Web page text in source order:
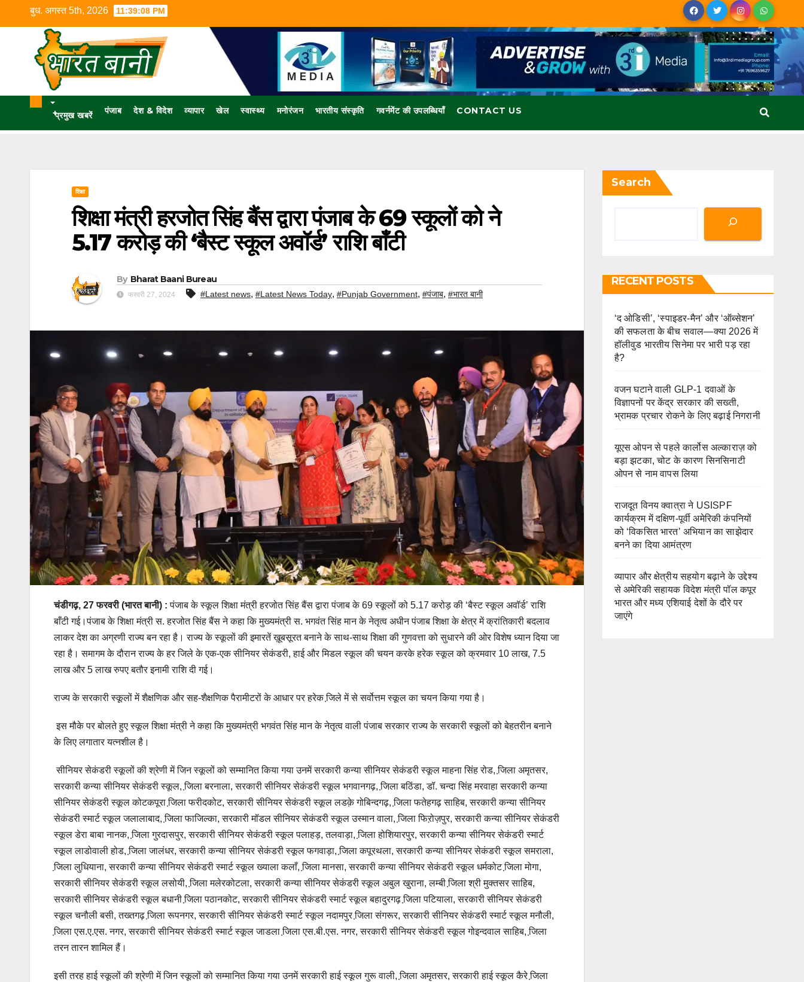
बुध. अगस्त 5th, 2026 11:39:09 PM
+प्रमुख खबरें पंजाब देश & विदेश व्यापार खेल स्वास्थ्य मनोरंजन भारतीय संस्कृति गवर्नमेंट की उपलब्धियाँ CONTACT US
शिक्षा
शिक्षा मंत्री हरजोत सिंह बैंस द्वारा पंजाब के 69 स्कूलों को ने
5.17 करोड़ की ‘बैस्ट स्कूल अवॉर्ड’ राशि बाँटी
By Bharat Baani Bureau
फरवरी 27, 2024 #Latest news, #Latest News Today, #Punjab Government, #पंजाब, #भारत बानी
चंडीगढ़, 27 फरवरी (भारत बानी) : पंजाब के स्कूल शिक्षा मंत्री हरजोत सिंह बैंस द्वारा पंजाब के 69 स्कूलों को 5.17 करोड़ की ‘बैस्ट स्कूल अवॉर्ड’ राशि
बाँटी गई।पंजाब के शिक्षा मंत्री स. हरजोत सिंह बैंस ने कहा कि मुख्यमंत्री स. भगवंत सिंह मान के नेतृत्व अधीन पंजाब शिक्षा के क्षेत्र में क्रांतिकारी बदलाव
लाकर देश का अग्रणी राज्य बन रहा है। राज्य के स्कूलों की इमारतें ख़ूबसूरत बनाने के साथ-साथ शिक्षा की गुणवत्ता को सुधारने की ओर विशेष ध्यान दिया जा
रहा है। समागम के दौरान राज्य के हर जिले के एक-एक सीनियर सेकंडरी, हाई और मिडल स्कूल की चयन करके हरेक स्कूल को क्रमवार 10 लाख, 7.5
लाख और 5 लाख रुपए बतौर इनामी राशि दी गई।
राज्य के सरकारी स्कूलों में शैक्षणिक और सह-शैक्षणिक पैरामीटरों के आधार पर हरेक जि़ले में से सर्वोत्तम स्कूल का चयन किया गया है।
इस मौके पर बोलते हुए स्कूल शिक्षा मंत्री ने कहा कि मुख्यमंत्री भगवंत सिंह मान के नेतृत्व वाली पंजाब सरकार राज्य के सरकारी स्कूलों को बेहतरीन बनाने
के लिए लगातार यत्नशील है।
सीनियर सेकंडरी स्कूलों की श्रेणी में जिन स्कूलों को सम्मानित किया गया उनमें सरकारी कन्या सीनियर सेकंडरी स्कूल माहना सिंह रोड, जि़ला अमृतसर,
सरकारी कन्या सीनियर सेकंडरी स्कूल, जि़ला बरनाला, सरकारी सीनियर सेकंडरी स्कूल भगवानगढ़, जि़ला बठिंडा, डॉ. चन्दा सिंह मरवाहा सरकारी कन्या
सीनियर सेकंडरी स्कूल कोटकपूरा जि़ला फरीदकोट, सरकारी सीनियर सेकंडरी स्कूल लडक़े गोबिन्दगढ़, जि़ला फतेहगढ़ साहिब, सरकारी कन्या सीनियर
सेकंडरी स्मार्ट स्कूल जलालाबाद, जि़ला फाजिल्का, सरकारी मॉडल सीनियर सेकंडरी स्कूल उस्मान वाला, जि़ला फिऱोज़पुर, सरकारी कन्या सीनियर सेकंडरी
स्कूल डेरा बाबा नानक, जि़ला गुरदासपुर, सरकारी सीनियर सेकंडरी स्कूल पलाहड़, तलवाड़ा, जि़ला होशियारपुर, सरकारी कन्या सीनियर सेकंडरी स्मार्ट
स्कूल लाडोवाली होड, जि़ला जालंधर, सरकारी कन्या सीनियर सेकंडरी स्कूल फगवाड़ा, जि़ला कपूरथला, सरकारी कन्या सीनियर सेकंडरी स्कूल समराला,
जि़ला लुधियाना, सरकारी कन्या सीनियर सेकंडरी स्मार्ट स्कूल ख्याला कलाँ, जि़ला मानसा, सरकारी कन्या सीनियर सेकंडरी स्कूल धर्मकोट जि़ला मोगा,
सरकारी सीनियर सेकंडरी स्कूल लसोयी, जि़ला मलेरकोटला, सरकारी कन्या सीनियर सेकंडरी स्कूल अबुल खुराना, लम्बी जि़ला श्री मुक्तसर साहिब,
सरकारी सीनियर सेकंडरी स्कूल बधानी जि़ला पठानकोट, सरकारी सीनियर सेकंडरी स्मार्ट स्कूल बहादुरगढ़ जि़ला पटियाला, सरकारी सीनियर सेकंडरी
स्कूल चनौली बसी, तख्तगढ़ जि़ला रूपनगर, सरकारी सीनियर सेकंडरी स्मार्ट स्कूल नदामपुर जि़ला संगरूर, सरकारी सीनियर सेकंडरी स्मार्ट स्कूल मनौली,
जि़ला एस.ए.एस. नगर, सरकारी सीनियर सेकंडरी स्मार्ट स्कूल जाडला जि़ला एस.बी.एस. नगर, सरकारी सीनियर सेकंडरी स्कूल गोइन्दवाल साहिब, जि़ला
तरन तारन शामिल हैं।
इसी तरह हाई स्कूलों की श्रेणी में जिन स्कूलों को सम्मानित किया गया उनमें सरकारी हाई स्कूल गुरू वाली, जि़ला अमृतसर, सरकारी हाई स्कूल कैरे जि़ला
Search
RECENT POSTS
‘द ओडिसी’, ‘स्पाइडर-मैन’ और ‘ऑब्सेशन’
की सफलता के बीच सवाल—क्या 2026 में
हॉलीवुड भारतीय सिनेमा पर भारी पड़ रहा
है?
वजन घटाने वाली GLP-1 दवाओं के
विज्ञापनों पर केंद्र सरकार की सख्ती,
भ्रामक प्रचार रोकने के लिए बढ़ाई निगरानी
यूएस ओपन से पहले कार्लोस अल्काराज़ को
बड़ा झटका, चोट के कारण सिनसिनाटी
ओपन से नाम वापस लिया
राजदूत विनय क्वात्रा ने USISPF
कार्यक्रम में दक्षिण-पूर्वी अमेरिकी कंपनियों
को ‘विकसित भारत’ अभियान का साझेदार
बनने का दिया आमंत्रण
व्यापार और क्षेत्रीय सहयोग बढ़ाने के उद्देश्य
से अमेरिकी सहायक विदेश मंत्री पॉल कपूर
भारत और मध्य एशियाई देशों के दौरे पर
जाएंगे